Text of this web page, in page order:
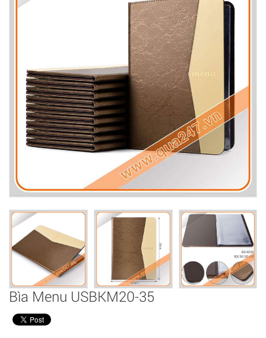
Bìa Menu USBKM20-35